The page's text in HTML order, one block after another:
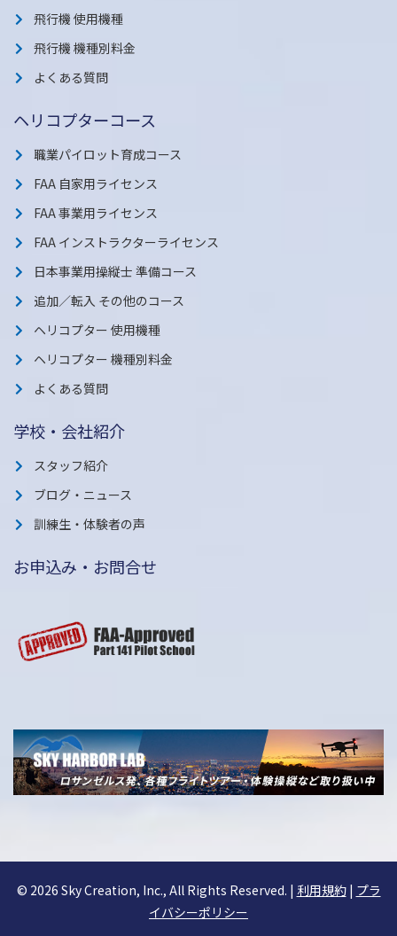
飛行機 使用機種
飛行機 機種別料金
よくある質問
ヘリコプターコース
職業パイロット育成コース
FAA 自家用ライセンス
FAA 事業用ライセンス
FAA インストラクターライセンス
日本事業用操縦士 準備コース
追加／転入 その他のコース
ヘリコプター 使用機種
ヘリコプター 機種別料金
よくある質問
学校・会社紹介
スタッフ紹介
ブログ・ニュース
訓練生・体験者の声
お申込み・お問合せ
© 2026 Sky Creation, Inc., All Rights Reserved. | 利用規約| プラ
イバシーポリシー